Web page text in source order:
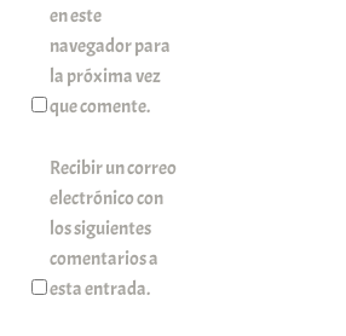
en este
navegador para
la próxima vez
que comente.
Recibir un correo
electrónico con
los siguientes
comentarios a
esta entrada.